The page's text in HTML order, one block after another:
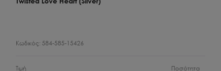
Κωδικός: 584-585-15426
Τιμή Ποσότητα